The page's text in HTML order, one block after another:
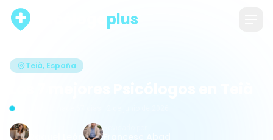
plus
Teià, España
Actualizado hace 67 días · 2 de junio de 2026